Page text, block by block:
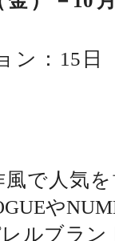
ン： 15
で人気
や
ルブラン